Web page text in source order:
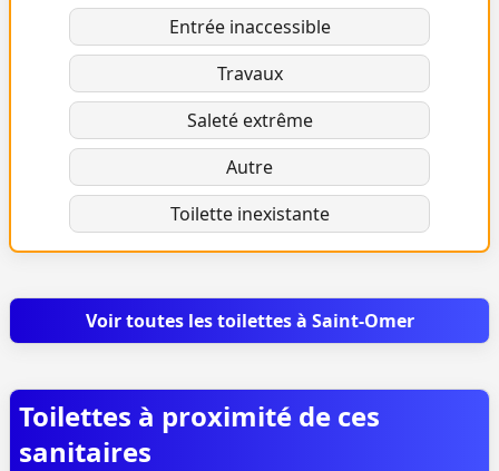
Entrée inaccessible
Travaux
Saleté extrême
Autre
Toilette inexistante
Voir toutes les toilettes à Saint-Omer
Toilettes à proximité de ces
sanitaires